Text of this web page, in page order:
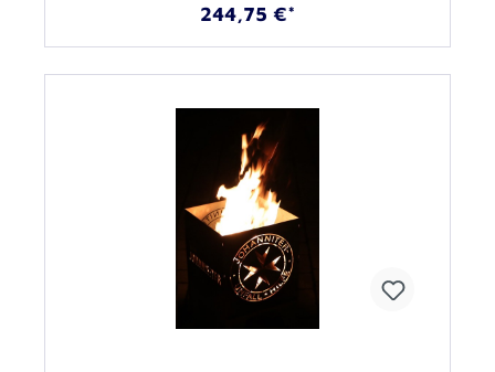
244,75 €*